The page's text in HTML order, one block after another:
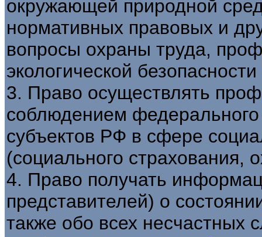
окружающей природной
нормативных правовых и
вопросы охраны труда,
экологической
3. Право осуществлять
соблюдением федерального
субъектов РФ в сфере
(социального страхования,
4. Право получать
представителей) о
также обо всех несчастных